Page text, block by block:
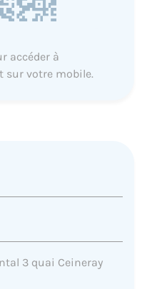
accéder à
sur votre mobile.
3 quai Ceineray